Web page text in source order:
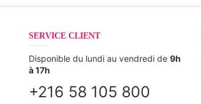
SERVICE CLIENT
Disponible du lundi au vendredi de 9h
à 17h
+216 58 105 800